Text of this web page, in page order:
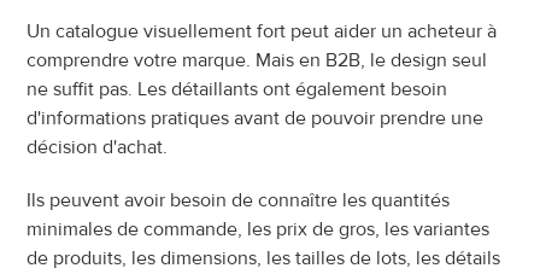
Un catalogue visuellement fort peut aider un acheteur à
comprendre votre marque. Mais en B2B, le design seul
ne suffit pas. Les détaillants ont également besoin
d'informations pratiques avant de pouvoir prendre une
décision d'achat.
Ils peuvent avoir besoin de connaître les quantités
minimales de commande, les prix de gros, les variantes
de produits, les dimensions, les tailles de lots, les détails